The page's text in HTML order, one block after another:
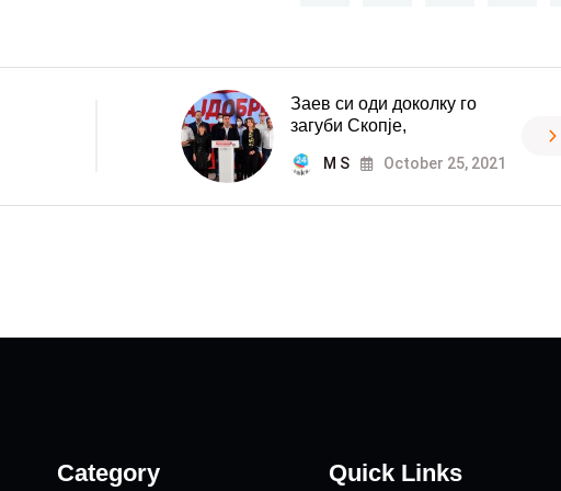
Заев си оди доколку го
загуби Скопје,
M S October 25, 2021
Category Quick Links